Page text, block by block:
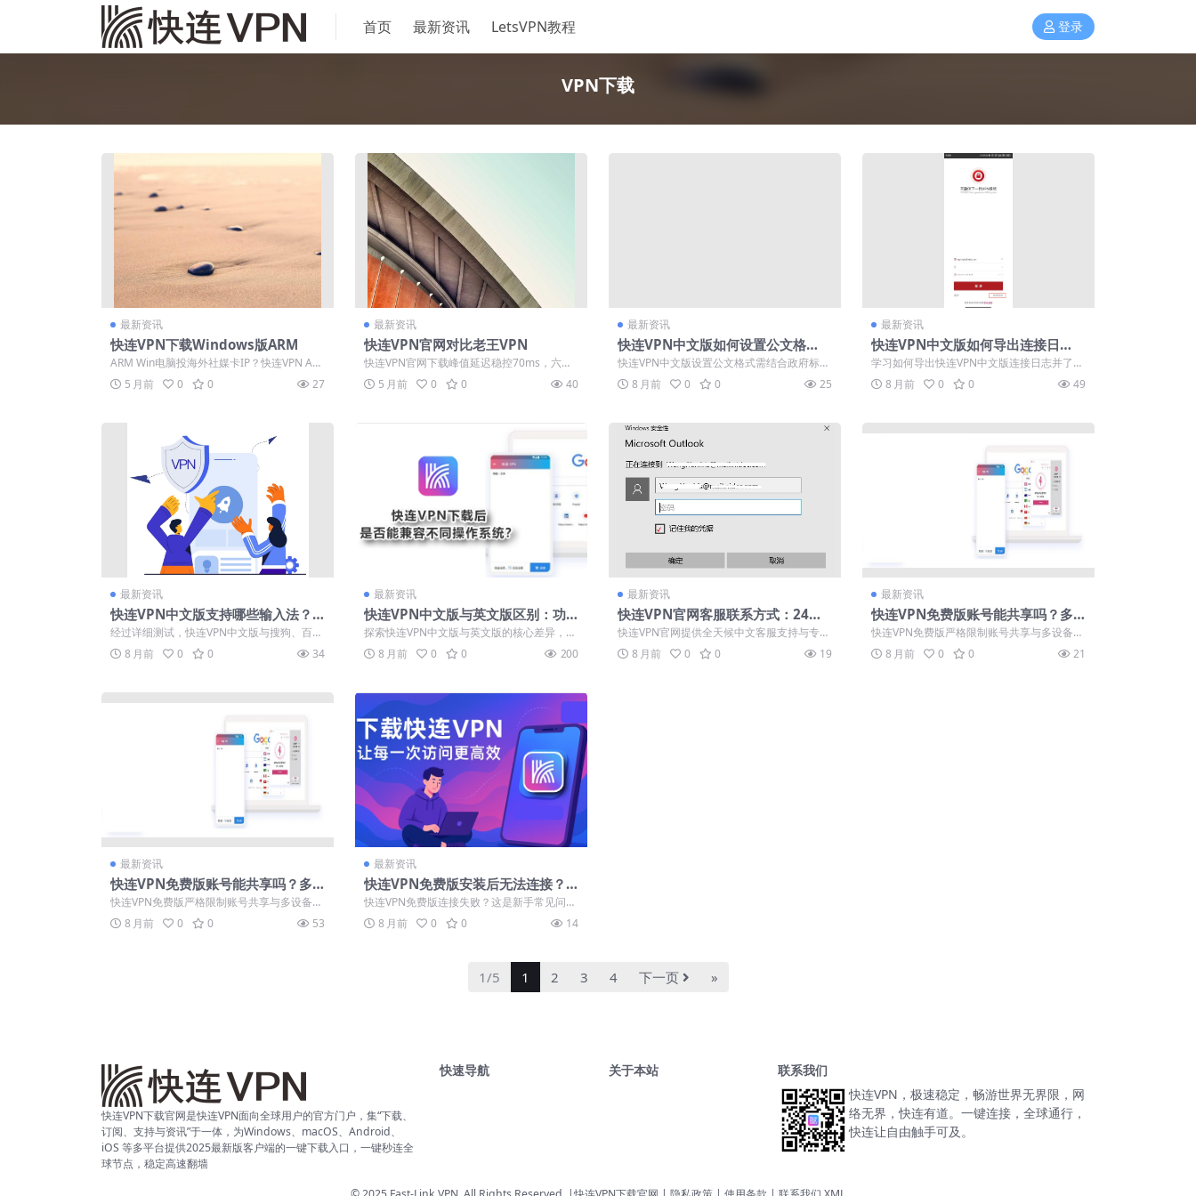
首页 最新资讯 LetsVPN教程 登录
VPN下载
最新资讯
快连VPN下载Windows版ARM
ARM Win电脑投海外社媒卡IP？快连VPN AR
M桌面版30M安装包秒切目标...
5 月前 0 0 27
最新资讯
快连VPN官网对比老王VPN
快连VPN官网下载峰值延迟稳控70ms，六条
UDP隧道负载均衡，免费版500兆+...
5 月前 0 0 40
最新资讯
快连VPN中文版如何设置公文格
式？政府标准节点白名单
快连VPN中文版设置公文格式需结合政府标准
节点白名单，确保访问政府网站与办公系统...
8 月前 0 0 25
最新资讯
快连VPN中文版如何导出连接日
志？国产审计与合规教程
学习如何导出快连VPN中文版连接日志并了解
其重要性，掌握排查网络连接问题的关键步...
8 月前 0 0 49
最新资讯
快连VPN中文版支持哪些输入法？
搜狗/百度/讯飞兼容性测试
经过详细测试，快连VPN中文版与搜狗、百
度、讯飞输入法完全兼容，连接后输入流畅
无...8 月前 0 0 34
最新资讯
快连VPN中文版与英文版区别：功
能对比与语言切换教程
探索快连VPN中文版与英文版的核心差异，包
括界面语言、服务器节点推荐策略及本地化...
8 月前 0 0 200
最新资讯
快连VPN官网客服联系方式：24小
时中文人工支持通道
快连VPN官网提供全天候中文客服支持与专业
下载指导，致力于为用户打造安全稳定的网...
8 月前 0 0 19
最新资讯
快连VPN免费版账号能共享吗？多
设备同时在线规则说明
快连VPN免费版严格限制账号共享与多设备同
时在线，通过设备绑定机制保障服务稳定。...
8 月前 0 0 21
最新资讯
快连VPN免费版账号能共享吗？多
设备同时在线规则说明
快连VPN免费版严格限制账号共享与多设备同
时在线，通过设备绑定机制保障服务稳定。...
8 月前 0 0 53
最新资讯
快连VPN免费版安装后无法连接？
常见报错与自救指南
快连VPN免费版连接失败？这是新手常见问
题，原因多样但解决有方。本指南直击连接
超...8 月前 0 0 14
1/5 1 2 3 4 下一页 »
快连VPN下载官网是快连VPN面向全球用户的官方门户，集“下载、
订阅、支持与资讯”于一体，为Windows、macOS、Android、
iOS 等多平台提供2025最新版客户端的一键下载入口，一键秒连全
球节点，稳定高速翻墙
快速导航 关于本站
联系我们
快连VPN，极速稳定，畅游世界无界限，网
络无界，快连有道。一键连接，全球通行，
快连让自由触手可及。